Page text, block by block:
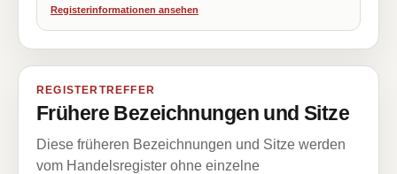
Registerinformationen ansehen
REGISTERTREFFER
Frühere Bezeichnungen und Sitze
Diese früheren Bezeichnungen und Sitze werden
vom Handelsregister ohne einzelne